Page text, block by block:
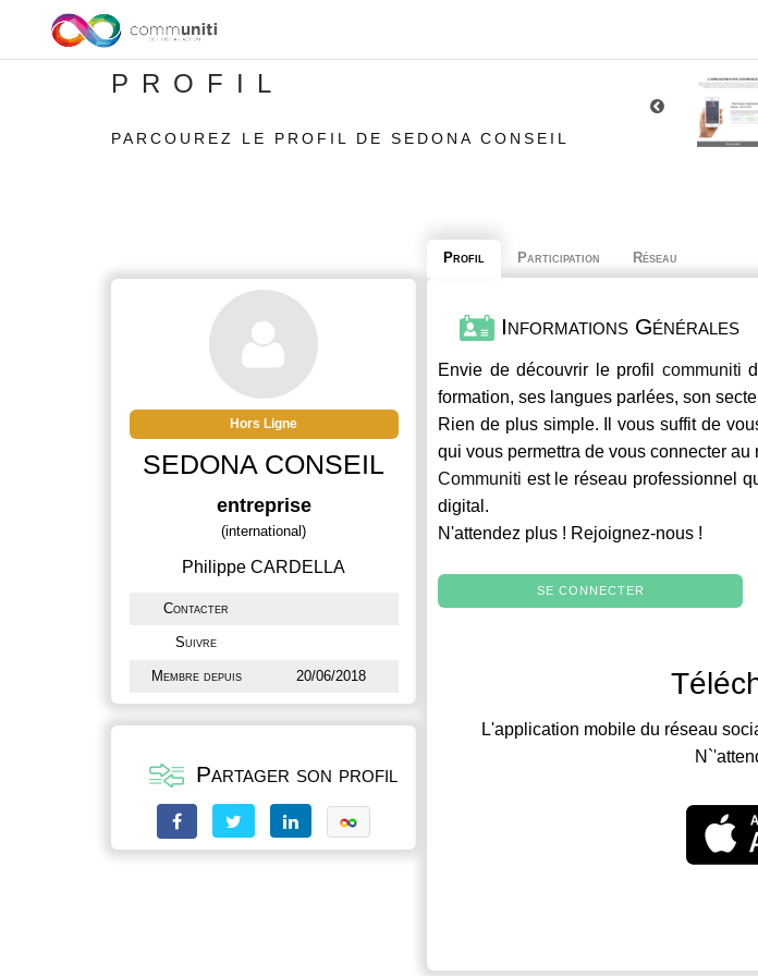
PROFIL
PARCOUREZ LE PROFIL DE SEDONA CONSEIL
Hors Ligne
SEDONA CONSEIL
entreprise
(international)
Philippe CARDELLA
Contacter
Suivre
Membre depuis 20/06/2018
Partager son profil
Profil Participation Réseau
Informations Générales
Envie de découvrir le profil communiti
formation, ses langues parlées, son
Rien de plus simple. Il vous suffit de
qui vous permettra de vous connecter
Communiti est le réseau professionnel
digital.
N'attendez plus ! Rejoignez-nous !
SE CONNECTER
L'application mobile du réseau